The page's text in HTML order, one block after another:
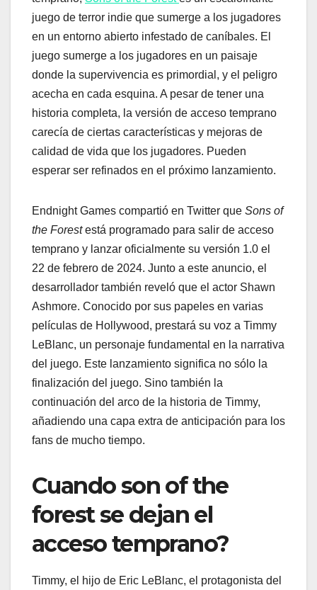
juego de terror indie que sumerge a los jugadores
en un entorno abierto infestado de caníbales. El
juego sumerge a los jugadores en un paisaje
donde la supervivencia es primordial, y el peligro
acecha en cada esquina. A pesar de tener una
historia completa, la versión de acceso temprano
carecía de ciertas características y mejoras de
calidad de vida que los jugadores. Pueden
esperar ser refinados en el próximo lanzamiento.
Endnight Games compartió en Twitter que Sons of
the Forestestá programado para salir de acceso
temprano y lanzar oficialmente su versión 1.0 el
22 de febrero de 2024. Junto a este anuncio, el
desarrollador también reveló que el actor Shawn
Ashmore. Conocido por sus papeles en varias
películas de Hollywood, prestará su voz a Timmy
LeBlanc, un personaje fundamental en la narrativa
del juego. Este lanzamiento significa no sólo la
finalización del juego. Sino también la
continuación del arco de la historia de Timmy,
añadiendo una capa extra de anticipación para los
fans de mucho tiempo.
Cuando son of the
forest se dejan el
acceso temprano?
Timmy, el hijo de Eric LeBlanc, el protagonista del